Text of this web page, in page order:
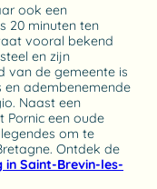
ook een
20 minuten ten
vooral bekend
en zijn
van de gemeente is
en adembenemende
Naast een
Pornic een oude
om te
Ontdek de
in Saint-Brevin-les-